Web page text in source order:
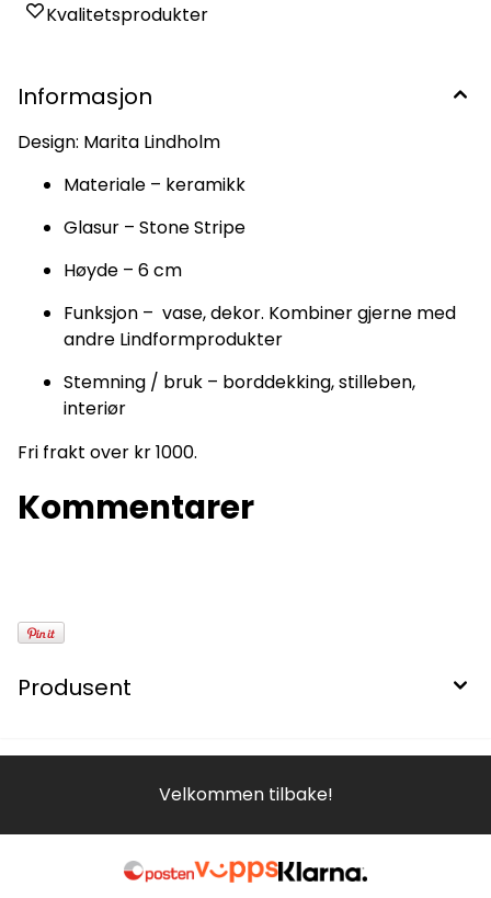
Kvalitetsprodukter
Informasjon
Design: Marita Lindholm
Materiale – keramikk
Glasur – Stone Stripe
Høyde – 6 cm
Funksjon – vase, dekor. Kombiner gjerne med
andre Lindformprodukter
Stemning / bruk – borddekking, stilleben,
interiør
Fri frakt over kr 1000.
Kommentarer
Produsent
Velkommen tilbake!